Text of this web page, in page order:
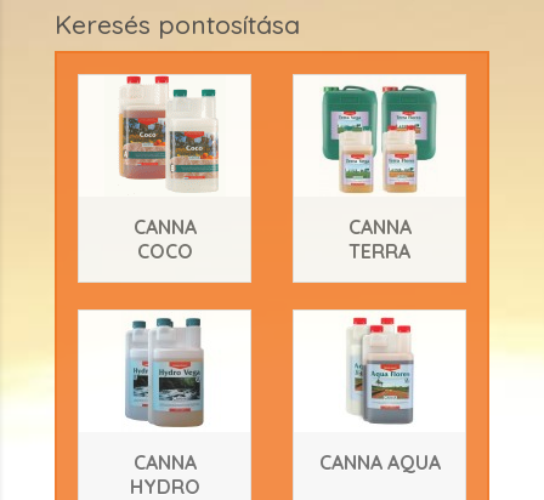
Keresés pontosítása
CANNA
COCO
CANNA
TERRA
CANNA
HYDRO
CANNA AQUA